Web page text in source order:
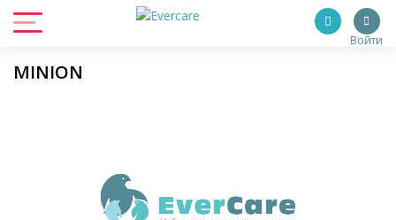
Войти
MINION